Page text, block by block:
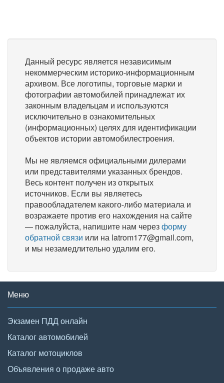
Данный ресурс является независимым
некоммерческим историко-информационным
архивом. Все логотипы, торговые марки и
фотографии автомобилей принадлежат их
законным владельцам и используются
исключительно в ознакомительных
(информационных) целях для идентификации
объектов истории автомобилестроения.
Мы не являемся официальными дилерами
или представителями указанных брендов.
Весь контент получен из открытых
источников. Если вы являетесь
правообладателем какого-либо материала и
возражаете против его нахождения на сайте
— пожалуйста, напишите нам черезформу
обратной связи или на latrom177@gmail.com,
и мы незамедлительно удалим его.
Меню
Экзамен ПДД онлайн
Каталог автомобилей
Каталог мотоциклов
Объявления о продаже авто